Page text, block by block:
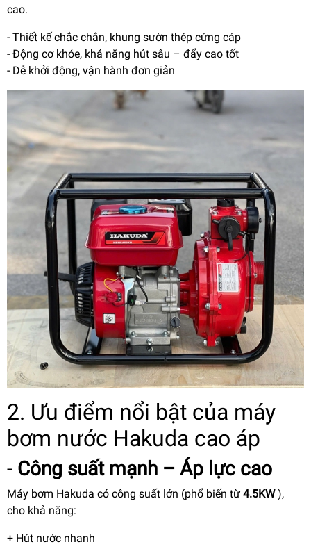
cao.
- Thiết kế chắc chắn, khung sườn thép cứng cáp
- Động cơ khỏe, khả năng hút sâu – đẩy cao tốt
- Dễ khởi động, vận hành đơn giản
2. Ưu điểm nổi bật của máy
bơm nước Hakuda cao áp
- Công suất mạnh – Áp lực cao
Máy bơm Hakuda có công suất lớn (phổ biến từ 4.5KW),
cho khả năng:
+ Hút nước nhanh